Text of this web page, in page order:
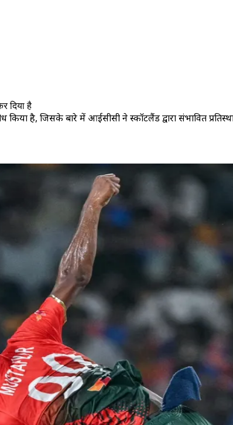
दिया है
है, जिसके बारे में आईसीसी ने स्कॉटलैंड द्वारा संभावित